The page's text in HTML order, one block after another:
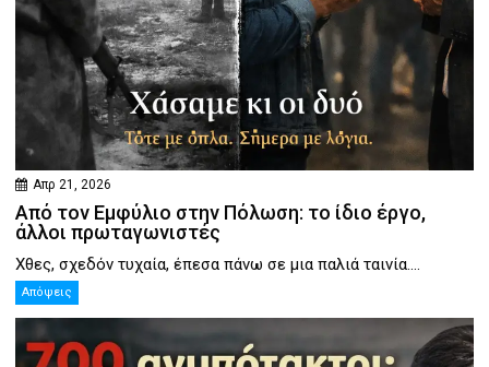
Απρ 21, 2026
Από τον Εμφύλιο στην Πόλωση: το ίδιο έργο,
άλλοι πρωταγωνιστές
Χθες, σχεδόν τυχαία, έπεσα πάνω σε μια παλιά ταινία....
Απόψεις